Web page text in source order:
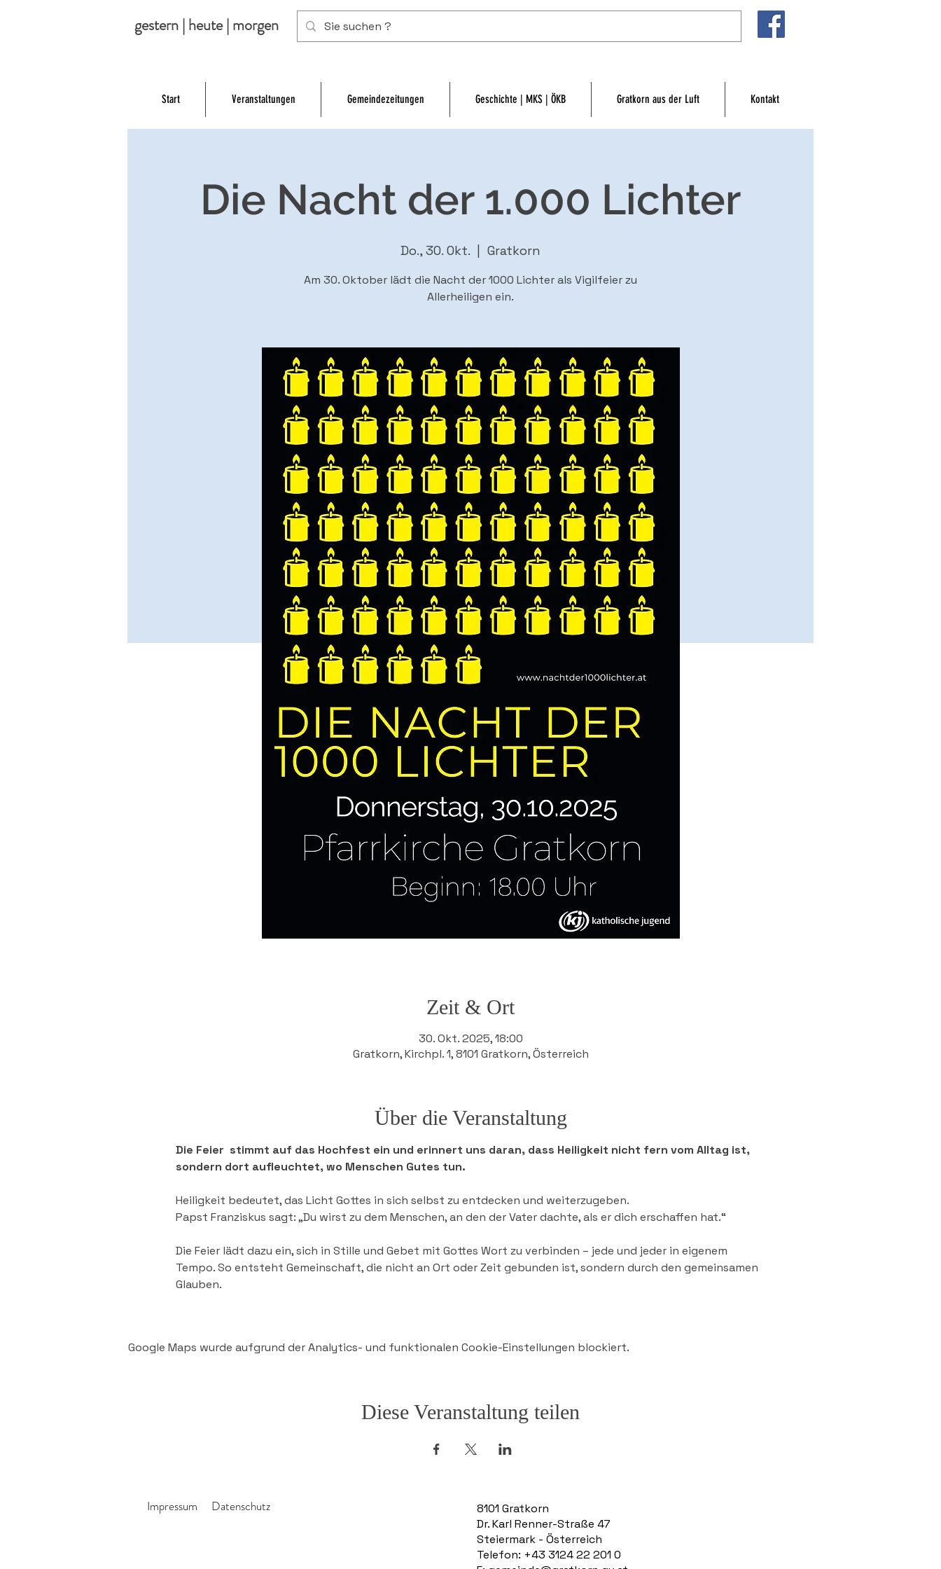
gestern | heute | morgen
Start Veranstaltungen Gemeindezeitungen Geschichte | MKS | ÖKB Gratkorn aus der Luft Kontakt
Die Nacht der 1.000 Lichter
Do., 30. Okt. Gratkorn
Am 30. Oktober lädt die Nacht der 1000 Lichter als Vigilfeier zu
Zeit & Ort
30. Okt. 2025, 18:00
Gratkorn, Kirchpl. 1, 8101 Gratkorn, Österreich
Über die Veranstaltung
Die Feier  stimmt auf das Hochfest ein und erinnert uns daran, dass Heiligkeit nicht fern vom Alltag ist,
sondern dort aufleuchtet, wo Menschen Gutes tun.
Heiligkeit bedeutet, das Licht Gottes in sich selbst zu entdecken und weiterzugeben.
Papst Franziskus sagt: „Du wirst zu dem Menschen, an den der Vater dachte, als er dich erschaffen hat.“
Die Feier lädt dazu ein, sich in Stille und Gebet mit Gottes Wort zu verbinden – jede und jeder in eigenem
Tempo. So entsteht Gemeinschaft, die nicht an Ort oder Zeit gebunden ist, sondern durch den gemeinsamen
Glauben.
Google Maps wurde aufgrund der Analytics- und funktionalen Cookie-Einstellungen blockiert.
Diese Veranstaltung teilen
Impressum Datenschutz
8101 Gratkorn
Dr. Karl Renner-Straße 47
Steiermark - Österreich
Telefon: +43 3124 22 201 0